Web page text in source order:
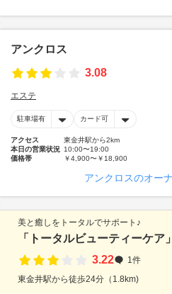
アンクロス
3.08
エステ
駐車場有 カード可
アクセス
東金井駅から2km
本日の営業状況 10:00〜19:00
価格帯
￥4,900〜￥18,900
アンクロスのオー
美と癒しをトータルでサポート♪
「トータルビューティーケア
3.22
1件
東金井駅から徒歩24分（1.8km)